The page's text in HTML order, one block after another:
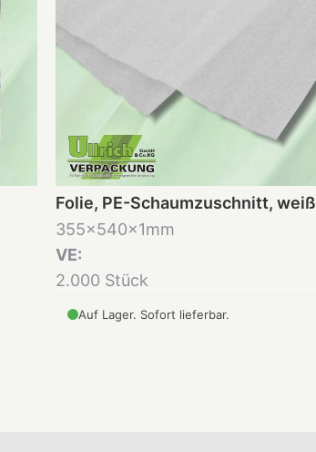
Folie, PE-Schaumzuschnitt, weiß
355x540x1mm
VE:
2.000 Stück
Auf Lager. Sofort lieferbar.